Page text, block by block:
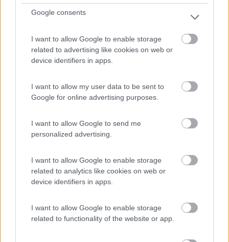
Google consents
I want to allow Google to enable storage
related to advertising like cookies on web or
device identifiers in apps.
I want to allow my user data to be sent to
Google for online advertising purposes.
I want to allow Google to send me
personalized advertising.
I want to allow Google to enable storage
related to analytics like cookies on web or
device identifiers in apps.
I want to allow Google to enable storage
related to functionality of the website or app.
Area di sosta a Caltanissetta
In viale Regina Margherita